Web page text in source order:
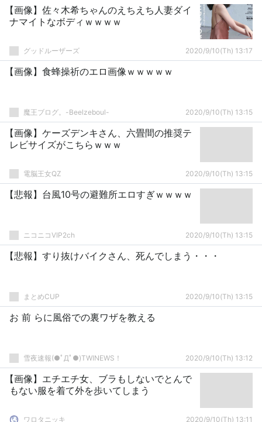
【画像】佐々木希ちゃんのえちえち人妻ダイ
ナマイトなボディｗｗｗｗ
グッドルーザーズ 2020/9/10(Th) 13:17
【画像】食蜂操祈のエロ画像ｗｗｗｗｗ
魔王ブログ。-Beelzeboul- 2020/9/10(Th) 13:15
【画像】ケーズデンキさん、六畳間の推奨テ
レビサイズがこちらｗｗｗ
電脳王女QZ 2020/9/10(Th) 13:15
【悲報】台風10号の避難所エロすぎｗｗｗｗ
ニコニコVIP2ch 2020/9/10(Th) 13:15
【悲報】すり抜けバイクさん、死んでしまう・・・
まとめCUP 2020/9/10(Th) 13:15
お 前 らに風俗での裏ワザを教える
雪夜速報(●ﾟДﾟ●)TWINEWS！ 2020/9/10(Th) 13:12
【画像】エチエチ女、ブラもしないでとんで
もない服を着て外を歩いてしまう
ワロタニッキ 2020/9/10(Th) 13:11